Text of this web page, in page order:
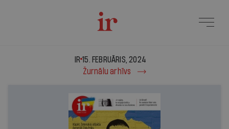
IR - 15. februāris, 2024
IR 15. FEBRUĀRIS, 2024
Žurnālu arhīvs